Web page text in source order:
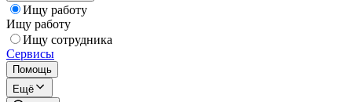
Ищу работу
Ищу работу
Ищу сотрудника
Сервисы
Помощь
Ещё